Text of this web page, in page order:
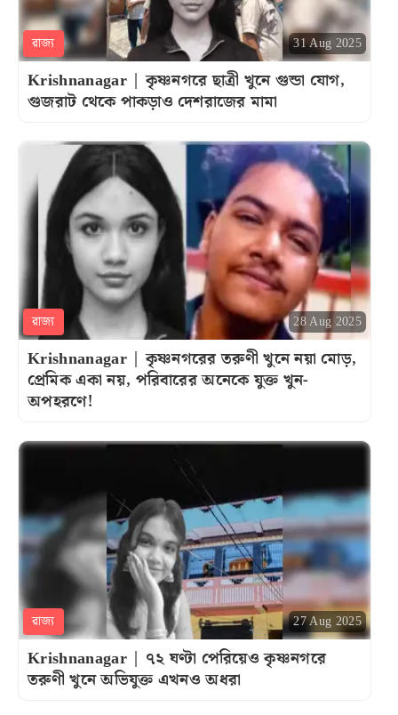
রাজ্য 31 Aug 2025
Krishnanagar | কৃষ্ণনগরে ছাত্রী খুনে গুন্ডা যোগ,
গুজরাট থেকে পাকড়াও দেশরাজের মামা
রাজ্য 28 Aug 2025
Krishnanagar | কৃষ্ণনগরের তরুণী খুনে নয়া মোড়,
প্রেমিক একা নয়, পরিবারের অনেকে যুক্ত খুন-
অপহরণে!
রাজ্য 27 Aug 2025
Krishnanagar | ৭২ ঘণ্টা পেরিয়েও কৃষ্ণনগরে
তরুণী খুনে অভিযুক্ত এখনও অধরা